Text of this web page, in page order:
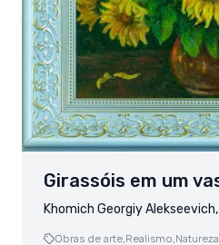
Girassóis em um
Khomich Georgiy
Obras de arte, Realismo,